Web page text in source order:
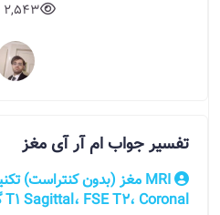
2,543
تفسیر جواب ام آر آی مغز
Sagittal، FSE T2، Coronal‏ ‏T1 گزارش: شقا...